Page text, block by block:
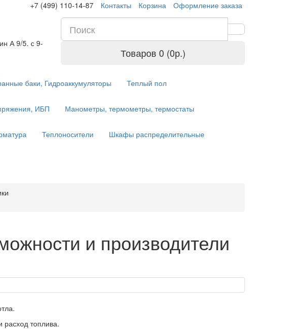
+7 (499) 110-14-87 Контакты Корзина
Оформление заказа
А 9/5. с 9-
Товаров 0 (0р.)
баки, Гидроаккумуляторы Теплый пол
ИБП Манометры, термометры, термостаты
Теплоносители Шкафы распределительные
и производители
расход топлива.